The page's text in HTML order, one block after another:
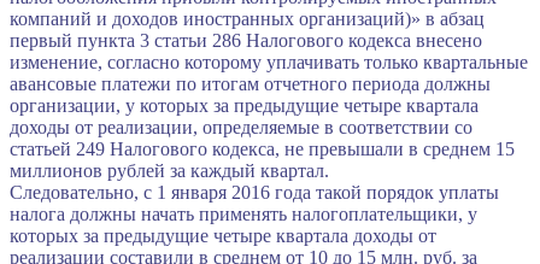
компаний и доходов иностранных организаций)» в абзац
первый пункта 3 статьи 286 Налогового кодекса внесено
изменение, согласно которому уплачивать только квартальные
авансовые платежи по итогам отчетного периода должны
организации, у которых за предыдущие четыре квартала
доходы от реализации, определяемые в соответствии со
статьей 249 Налогового кодекса, не превышали в среднем 15
миллионов рублей за каждый квартал.
Следовательно, с 1 января 2016 года такой порядок уплаты
налога должны начать применять налогоплательщики, у
которых за предыдущие четыре квартала доходы от
реализации составили в среднем от 10 до 15 млн. руб. за